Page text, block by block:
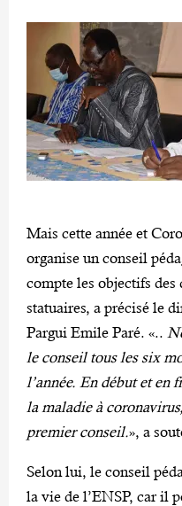
Mais cette année et
organise un conseil
compte les objectifs des
statuaires, a précisé le
Pargui Emile Paré. «..
le conseil tous les six
l’année. En début et en
la maladie à
premier conseil.», a
Selon lui, le conseil
la vie de l’ENSP, car il